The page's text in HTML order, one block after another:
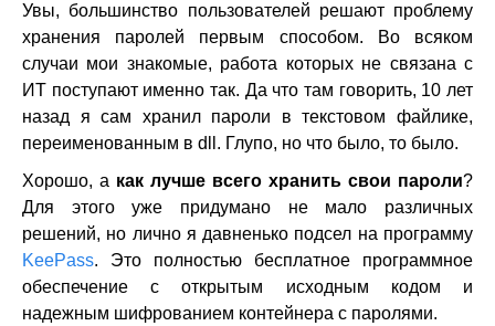
Увы, большинство пользователей решают проблему
хранения паролей первым способом. Во всяком
случаи мои знакомые, работа которых не связана с
ИТ поступают именно так. Да что там говорить, 10 лет
назад я сам хранил пароли в текстовом файлике,
переименованным в dll. Глупо, но что было, то было.
Хорошо, а как лучше всего хранить свои пароли?
Для этого уже придумано не мало различных
решений, но лично я давненько подсел на программу
KeePass. Это полностью бесплатное программное
обеспечение с открытым исходным кодом и
надежным шифрованием контейнера с паролями.